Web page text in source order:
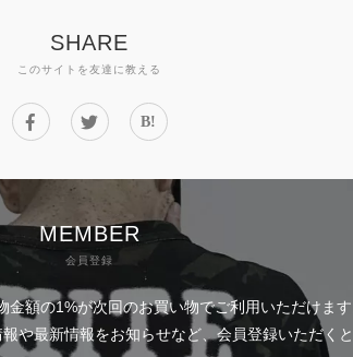
SHARE
このサイトを友達に教える
B!
MEMBER
会員登録
額の1%が次回のお買い物でご利用いただけます
や最新情報をお知らせなど、会員登録いただくと